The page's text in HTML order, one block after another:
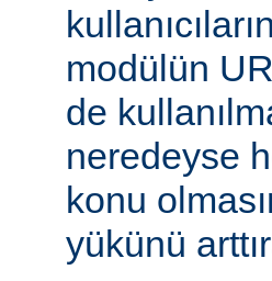
modülün
de
neredeyse
konu
yükünü